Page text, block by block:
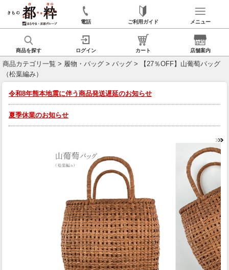
電話 ご利用ガイド メニュー
商品を探す ログイン カート 店舗案内
商品カテゴリ一覧 > 履物・バッグ > バッグ > 【27％OFF】山葡萄バッグ
（松葉編み）
令和8年熊本地震に伴う商品発送遅延のお知らせ
夏季休業のお知らせ